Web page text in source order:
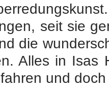
seit sie
die
Alles in Isas
und